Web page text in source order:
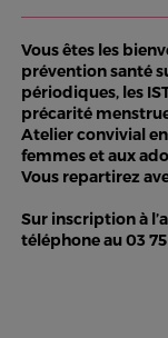
Vous êtes les
prévention santé
périodiques, les
précarité
Atelier convivial
femmes et aux
Vous repartirez
Sur inscription à
téléphone au 03